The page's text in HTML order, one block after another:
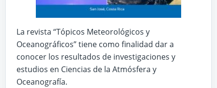
La revista “Tópicos Meteorológicos y
Oceanográficos” tiene como finalidad dar a
conocer los resultados de investigaciones y
estudios en Ciencias de la Atmósfera y
Oceanografía.